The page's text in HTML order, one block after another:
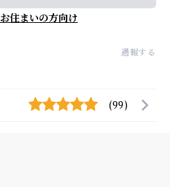
住まいの方向け
通報する
(99)